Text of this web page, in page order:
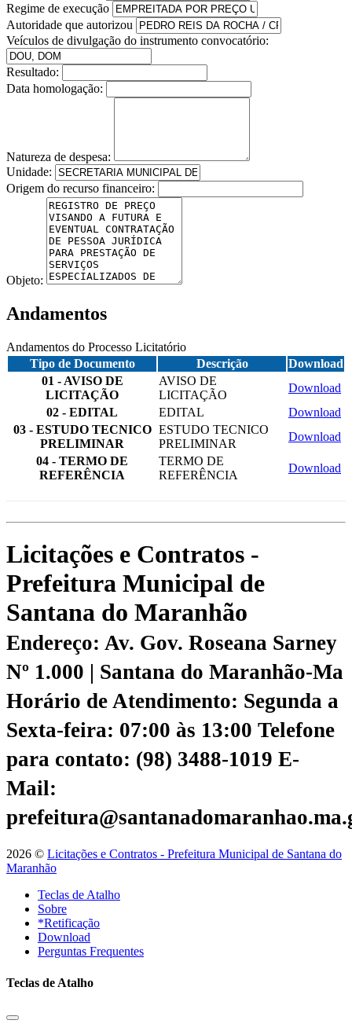
Regime de execução
Autoridade que autorizou
Veículos de divulgação do instrumento convocatório:
Resultado:
Data homologação:
Natureza de despesa:
Unidade:
Origem do recurso financeiro:
Objeto:
Andamentos
Andamentos do Processo Licitatório
Tipo de Documento
Descrição
Download
01 - AVISO DE
LICITAÇÃO
AVISO DE
LICITAÇÃO
Download
02 - EDITAL
EDITAL
Download
03 - ESTUDO TECNICO
PRELIMINAR
ESTUDO TECNICO
PRELIMINAR
Download
04 - TERMO DE
REFERÊNCIA
TERMO DE
REFERÊNCIA
Download
Licitações e Contratos -
Prefeitura Municipal de
Santana do Maranhão
Endereço: Av. Gov. Roseana Sarney
Nº 1.000 | Santana do Maranhão-Ma
Horário de Atendimento: Segunda a
Sexta-feira: 07:00 às 13:00 Telefone
para contato: (98) 3488-1019 E-
Mail:
2026 © Licitações e Contratos - Prefeitura Municipal de Santana do
Maranhão
Teclas de Atalho
Sobre
*Retificação
Download
Perguntas Frequentes
Teclas de Atalho